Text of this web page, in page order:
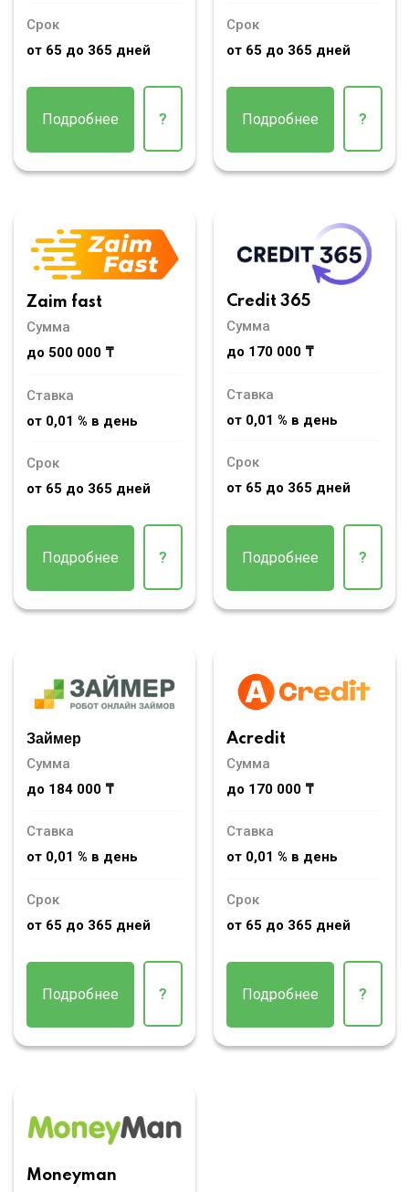
Срок
от 65 до 365 дней
Подробнее ?
Срок
от 65 до 365 дней
Подробнее ?
Zaim fast
Сумма
до 500 000 ₸
Ставка
от 0,01 % в день
Срок
от 65 до 365 дней
Подробнее ?
Credit 365
Сумма
до 170 000 ₸
Ставка
от 0,01 % в день
Срок
от 65 до 365 дней
Подробнее ?
Займер
Сумма
до 184 000 ₸
Ставка
от 0,01 % в день
Срок
от 65 до 365 дней
Подробнее ?
Acredit
Сумма
до 170 000 ₸
Ставка
от 0,01 % в день
Срок
от 65 до 365 дней
Подробнее ?
Moneyman